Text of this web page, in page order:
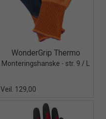
Quick View+
WonderGrip Thermo
Monteringshanske - str. 9 / L
Veil. 129,00